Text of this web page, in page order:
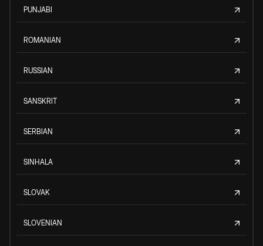
PUNJABI
ROMANIAN
RUSSIAN
SANSKRIT
SERBIAN
SINHALA
SLOVAK
SLOVENIAN